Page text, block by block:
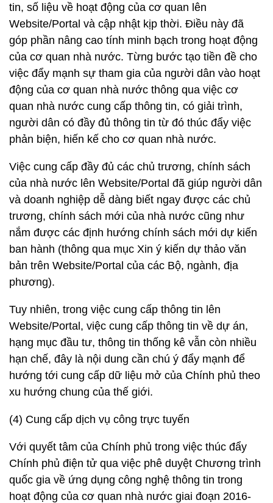
tin, số liệu về hoạt động của cơ quan lên
Website/Portal và cập nhật kịp thời. Điều này đã
góp phần nâng cao tính minh bạch trong hoạt động
của cơ quan nhà nước. Từng bước tạo tiền đề cho
việc đẩy mạnh sự tham gia của người dân vào hoạt
động của cơ quan nhà nước thông qua việc cơ
quan nhà nước cung cấp thông tin, có giải trình,
người dân có đầy đủ thông tin từ đó thúc đẩy việc
phản biện, hiến kế cho cơ quan nhà nước.
Việc cung cấp đầy đủ các chủ trương, chính sách
của nhà nước lên Website/Portal đã giúp người dân
và doanh nghiệp dễ dàng biết ngay được các chủ
trương, chính sách mới của nhà nước cũng như
nắm được các định hướng chính sách mới dự kiến
ban hành (thông qua mục Xin ý kiến dự thảo văn
bản trên Website/Portal của các Bộ, ngành, địa
phương).
Tuy nhiên, trong việc cung cấp thông tin lên
Website/Portal, việc cung cấp thông tin về dự án,
hạng mục đầu tư, thông tin thống kê vẫn còn nhiều
hạn chế, đây là nội dung cần chú ý đẩy mạnh để
hướng tới cung cấp dữ liệu mở của Chính phủ theo
xu hướng chung của thế giới.
(4) Cung cấp dịch vụ công trực tuyến
Với quyết tâm của Chính phủ trong việc thúc đẩy
Chính phủ điện tử qua việc phê duyệt Chương trình
quốc gia về ứng dụng công nghệ thông tin trong
hoạt động của cơ quan nhà nước giai đoạn 2016-